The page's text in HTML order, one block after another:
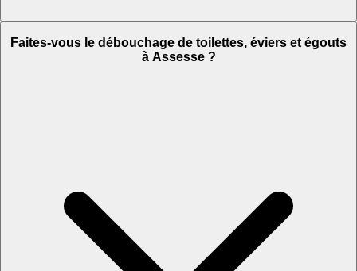
Faites-vous le débouchage de toilettes, éviers et égouts
à Assesse ?